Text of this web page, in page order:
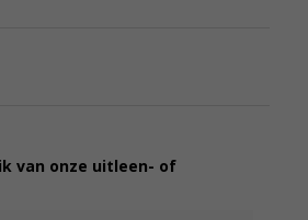
van onze uitleen- of